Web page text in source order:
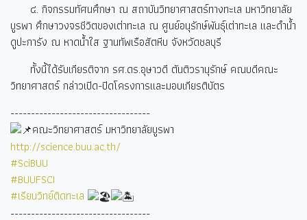
๔. กิจกรรมทัศนศึกษา ณ สถาบันวิทยาศาสตร์ทางทะเล มหาวิทยาลัย
บูรพา ศึกษาวงจรชีวิตของเต่าทะเล ณ ศูนย์อนุรักษ์พันธุ์เต่าทะเล และดำน้ำ
ดูปะการัง ณ หาดน้ำใส ฐานทัพเรือสัตหีบ จังหวัดชลบุรี
ทั้งนี้ได้รับเกียรติจาก รศ.ดร.อุษาวดี ตันติวรานุรักษ์ คณบดีคณะ
วิทยาศาสตร์ กล่าวเปิด-ปิดโครงการและมอบเกียรติบัตร
----------------------------------
คณะวิทยาศาสตร์ มหาวิทยาลัยบูรพา
http://science.buu.ac.th/
#SciBUU
#BUUFSCI
#เรียนวิทย์ติดทะเล
----------------------------------